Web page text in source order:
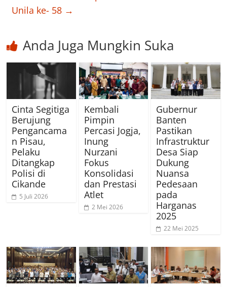
Unila ke- 58 →
Anda Juga Mungkin Suka
Cinta Segitiga
Berujung
Pengancama
n Pisau,
Pelaku
Ditangkap
Polisi di
Cikande
5 Juli 2026
Kembali
Pimpin
Percasi Jogja,
Inung
Nurzani
Fokus
Konsolidasi
dan Prestasi
Atlet
2 Mei 2026
Gubernur
Banten
Pastikan
Infrastruktur
Desa Siap
Dukung
Nuansa
Pedesaan
pada
Harganas
2025
22 Mei 2025